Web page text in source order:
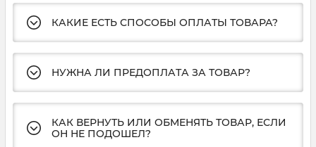
КАКИЕ ЕСТЬ СПОСОБЫ ОПЛАТЫ ТОВАРА?
НУЖНА ЛИ ПРЕДОПЛАТА ЗА ТОВАР?
КАК ВЕРНУТЬ ИЛИ ОБМЕНЯТЬ ТОВАР, ЕСЛИ
ОН НЕ ПОДОШЕЛ?